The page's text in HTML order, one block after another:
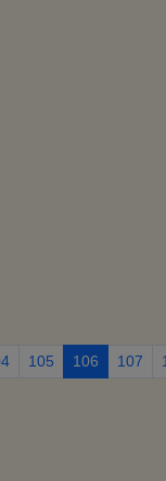
105 106 107